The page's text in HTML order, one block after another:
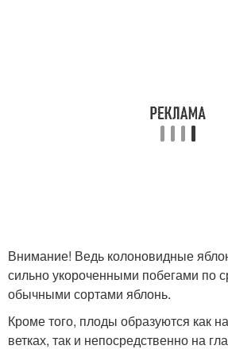
Внимание! Ведь колоновидные
сильно укороченными побегами по
обычными сортами яблонь.
Кроме того, плоды образуются как
ветках, так и непосредственно на